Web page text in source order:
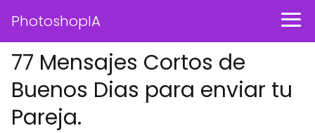
PhotoshopIA
77 Mensajes Cortos de
Buenos Dias para enviar tu
Pareja.